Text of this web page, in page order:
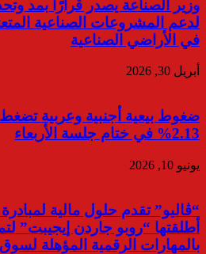
وزير الصناعة يصدر قرارًا بمد
لدعم المشروعات الصناعية
في الأراضي الصناعية
أبريل 30, 2026
ضغوط بيعية أجنبية وعربية
2.13% في ختام جلسة الأربعاء
يونيو 10, 2026
أطلقتها “روبو جاردن إيجيبت”
بالمهارات الرقمية المؤهلة